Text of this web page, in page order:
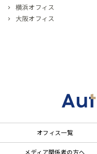
横浜オフィス
大阪オフィス
オフィス一覧